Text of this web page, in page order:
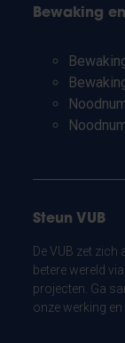
Bewaking
Steun VUB
De VUB zet
betere wereld
projecten. Ga
onze werking